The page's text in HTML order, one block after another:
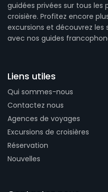
guidées privées sur tous les
croisière. Profitez encore
excursions et découvrez
avec nos guides
Liens utiles
Qui sommes-nous
Contactez nous
Agences de voyages
Excursions de croisières
Réservation
Nouvelles